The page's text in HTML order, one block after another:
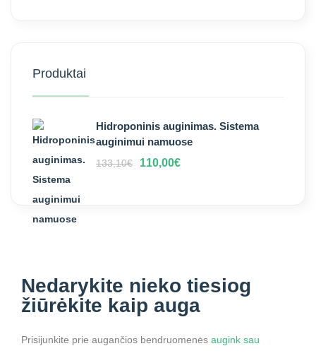
Produktai
Hidroponinis auginimas. Sistema
auginimui namuose
133,10€ 110,00€
Nedarykite nieko tiesiog
žiūrėkite kaip auga
Prisijunkite prie augančios bendruomenės augink sau